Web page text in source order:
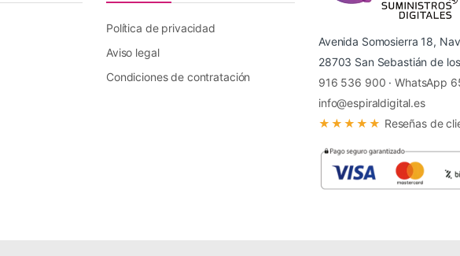
Política de privacidad
Aviso legal
Condiciones de contratación
Avenida Somosierra 18,
28703 San Sebastián de
916 536 900 ·WhatsApp
info@espiraldigital.es
★★★★★ Reseñas de